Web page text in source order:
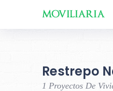
Restrepo
1 Proyectos De